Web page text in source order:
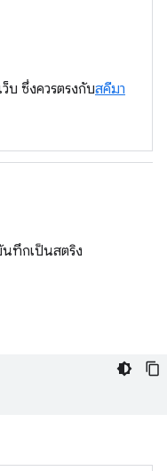
บ ซึ่งควรตรงกับสคีมา
ทึกเป็นสตริง